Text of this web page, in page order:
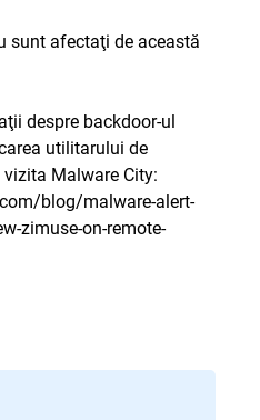
sunt afectaţi de această
despre backdoor-ul
utilitarului de
Malware City:
blog/malware-alert-
zimuse-on-remote-